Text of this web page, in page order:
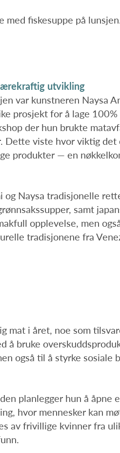
med fiskesuppe på
utvikling
var kunstneren Naysa
prosjekt for å lage
der hun brukte
Dette viste hvor viktig det
produkter — en
og Naysa tradisjonelle
samt
opplevelse, men
tradisjonene fra
mat i året, noe som
å bruke
også til å styrke sosiale
planlegger hun å åpne
hvor mennesker kan
av frivillige kvinner fra